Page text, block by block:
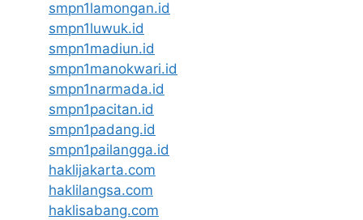
smpn1lamongan.id
smpn1luwuk.id
smpn1madiun.id
smpn1manokwari.id
smpn1narmada.id
smpn1pacitan.id
smpn1padang.id
smpn1pailangga.id
haklijakarta.com
haklilangsa.com
haklisabang.com